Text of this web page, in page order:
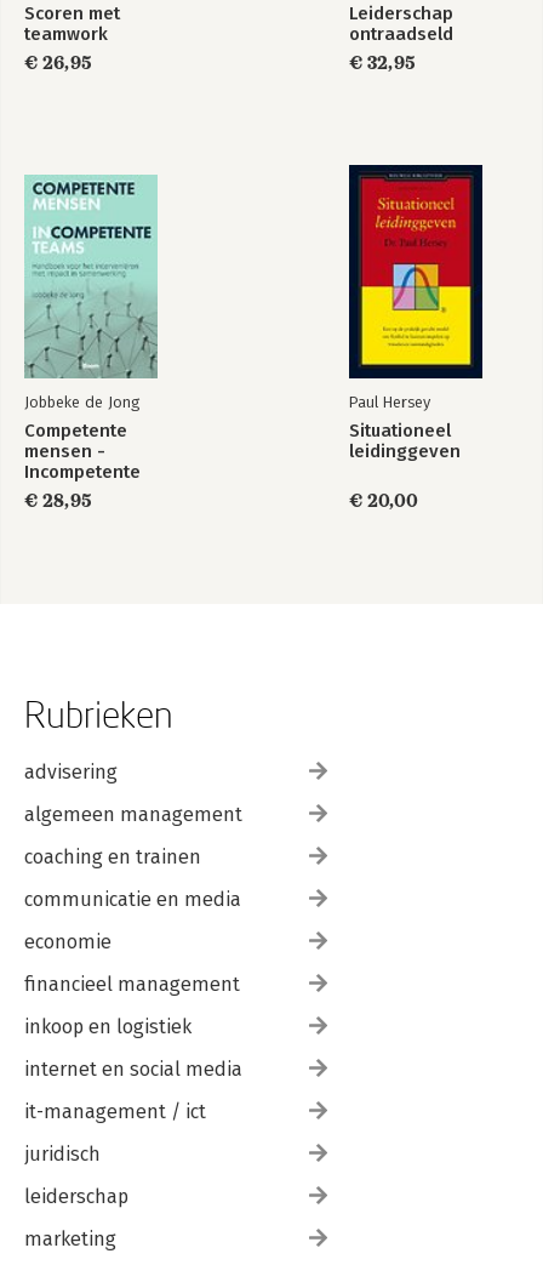
wereld van verandering' – dat hij
schreef met Riet Fiddelaers-Jaspers en
Leo Wilhelm – stond op de shortlist
Scoren met
teamwork
€ 26,95
Leiderschap
ontraadseld
€ 32,95
Jobbeke de Jong
Competente
mensen -
Incompetente
teams
€ 28,95
Paul Hersey
Situationeel
leidinggeven
€ 20,00
Rubrieken
advisering
algemeen management
coaching en trainen
communicatie en media
economie
financieel management
inkoop en logistiek
internet en social media
it-management / ict
juridisch
leiderschap
marketing